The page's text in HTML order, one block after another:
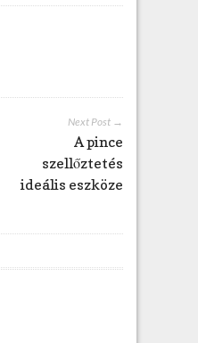
Next Post →
A pince
szellőztetés
ideális eszköze